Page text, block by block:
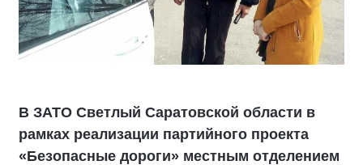
В ЗАТО Светлый Саратовской области в
рамках реализации партийного проекта
«Безопасные дороги» местным отделением